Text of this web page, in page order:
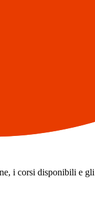
i corsi disponibili e